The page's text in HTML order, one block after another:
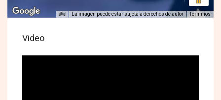
La imagen puede estar sujeta a derechos de autor Términos
Video